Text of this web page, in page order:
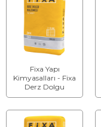
Fixa Yapı
Kimyasalları - Fixa
Derz Dolgu
Malzemesi (1-6